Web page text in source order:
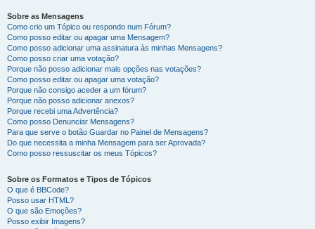
Sobre as Mensagens
Como crio um Tópico ou respondo num Fórum?
Como posso editar ou apagar uma Mensagem?
Como posso adicionar uma assinatura às minhas Mensagens?
Como posso criar uma votação?
Porque não posso adicionar mais opções nas votações?
Como posso editar ou apagar uma votação?
Porque não consigo aceder a um fórum?
Porque não posso adicionar anexos?
Porque recebi uma Advertência?
Como posso Denunciar Mensagens?
Para que serve o botão Guardar no Painel de Mensagens?
Do que necessita a minha Mensagem para ser Aprovada?
Como posso ressuscitar os meus Tópicos?
Sobre os Formatos e Tipos de Tópicos
O que é BBCode?
Posso usar HTML?
O que são Emoções?
Posso exibir Imagens?